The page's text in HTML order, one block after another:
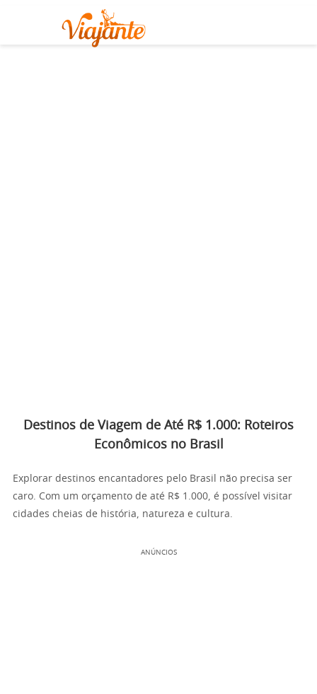
Destinos de Viagem de Até R$ 1.000: Roteiros
Econômicos no Brasil
Explorar destinos encantadores pelo Brasil não precisa ser
caro. Com um orçamento de até R$ 1.000, é possível visitar
cidades cheias de história, natureza e cultura.
ANÚNCIOS